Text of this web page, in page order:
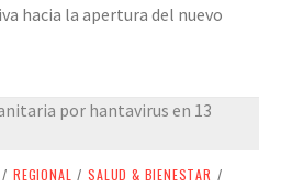
hacia la apertura del nuevo
/ REGIONAL / SALUD & BIENESTAR /